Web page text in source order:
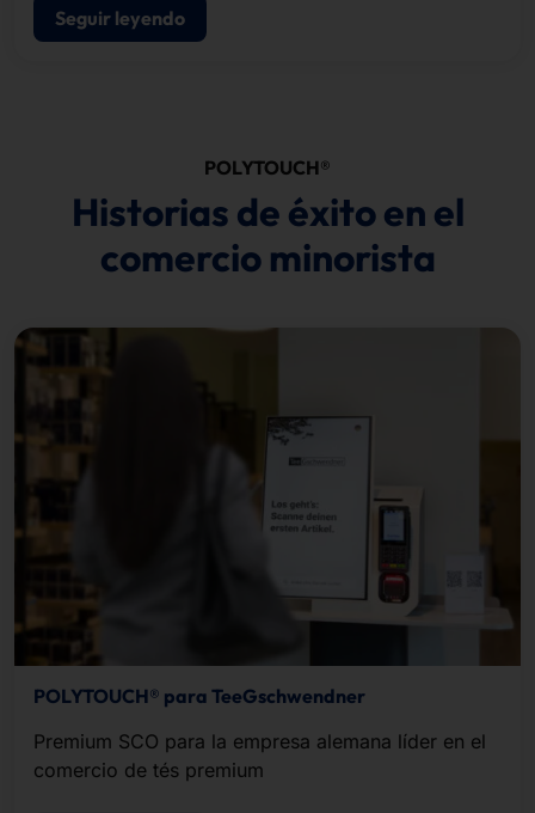
Seguir leyendo
POLYTOUCH®
Historias de éxito en el
comercio minorista
POLYTOUCH® para TeeGschwendner
Premium SCO para la empresa alemana líder en el
comercio de tés premium